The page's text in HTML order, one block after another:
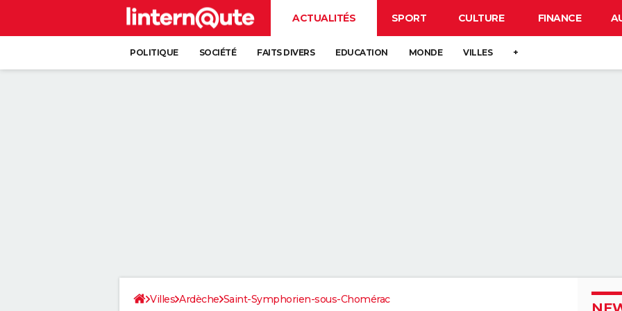
ACTUALITÉS SPORT CULTURE FINANCE
POLITIQUE SOCIÉTÉ FAITS DIVERS EDUCATION MONDE VILLES +
Villes Ardèche Saint-Symphorien-sous-Chomérac